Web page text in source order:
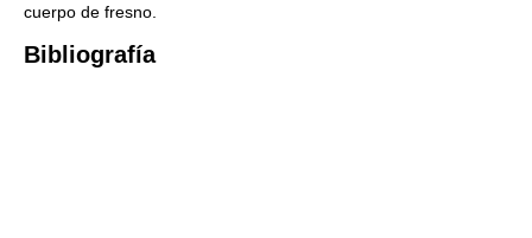
cuerpo de fresno.
Bibliografía